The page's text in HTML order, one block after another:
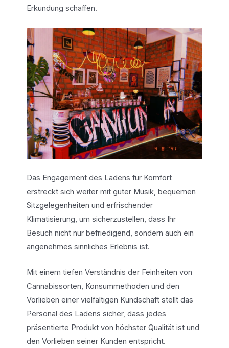
Erkundung schaffen.
Das Engagement des Ladens für Komfort
erstreckt sich weiter mit guter Musik, bequemen
Sitzgelegenheiten und erfrischender
Klimatisierung, um sicherzustellen, dass Ihr
Besuch nicht nur befriedigend, sondern auch ein
angenehmes sinnliches Erlebnis ist.
Mit einem tiefen Verständnis der Feinheiten von
Cannabissorten, Konsummethoden und den
Vorlieben einer vielfältigen Kundschaft stellt das
Personal des Ladens sicher, dass jedes
präsentierte Produkt von höchster Qualität ist und
den Vorlieben seiner Kunden entspricht.